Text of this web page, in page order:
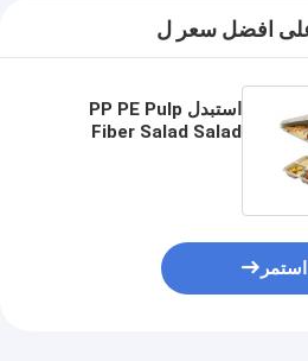
افضل سعر ل
استبدل PP PE Pulp
Fiber Salad Salad
استمر